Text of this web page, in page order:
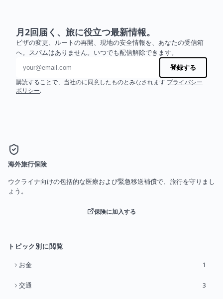
月2回届く、旅に役立つ最新情報。
ビザの変更、ルートの再開、現地の安全情報を、あなたの受信箱
へ。スパムはありません。いつでも配信解除できます。
メールアドレス
登録する
購読することで、当社のに同意したものとみなされます プライバシー
ポリシー.
海外旅行保険
ウクライナ向けの包括的な医療および緊急移送補償で、旅行を守りまし
ょう。
保険に加入する
トピック別に閲覧
お金 1
交通 3